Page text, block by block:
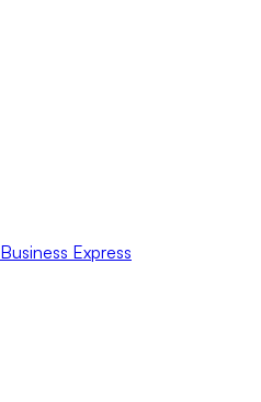
Business Express